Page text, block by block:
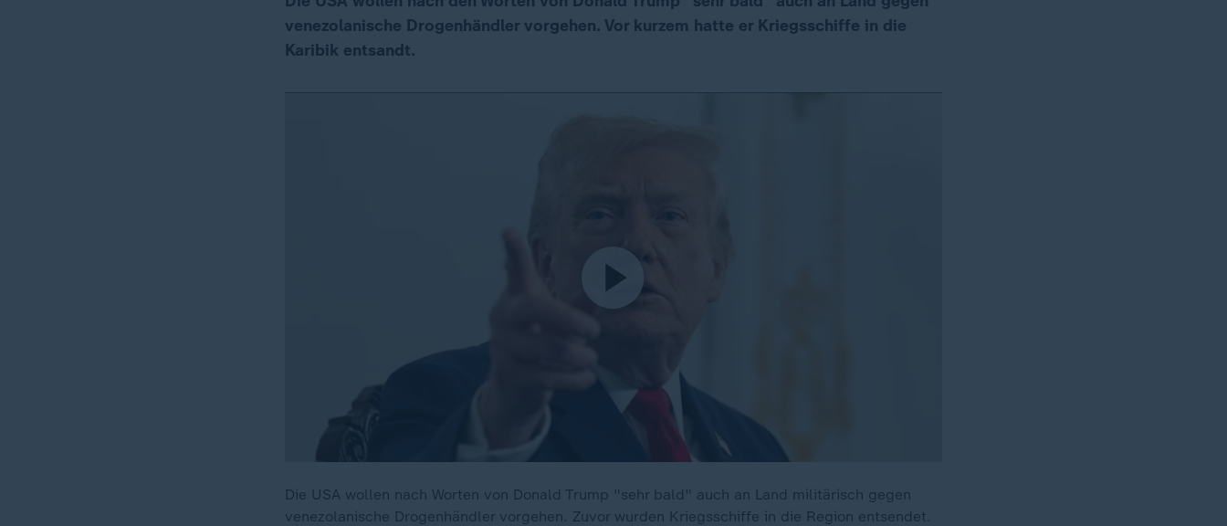
venezolanische Drogenhändler vorgehen. Vor kurzem hatte er Kriegsschiffe in die
Karibik entsandt.
Die USA wollen nach Worten von Donald Trump "sehr bald" auch an Land militärisch gegen
venezolanische Drogenhändler vorgehen. Zuvor wurden Kriegsschiffe in die Region entsendet.